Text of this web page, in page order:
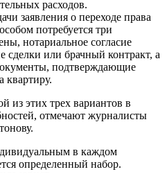
расходов.
заявления о переходе права
потребуется три
нотариальное согласие
сделки или брачный контракт, а
подтверждающие
квартиру.
из этих трех вариантов в
отмечают журналисты
в каждом
определенный набор.